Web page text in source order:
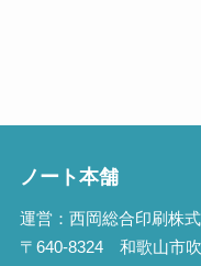
ノート本舗
運営：西岡総合印刷株
〒640-8324 和歌山市